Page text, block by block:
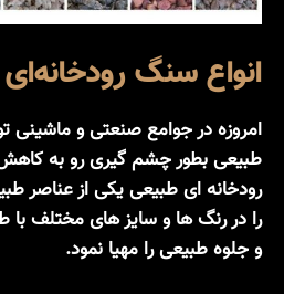
انواع سنگ رودخانه‌ای
امروزه در جوامع صنعتی و
طبیعی بطور چشم گیری رو به
رودخانه ای طبیعی یکی از عناصر
را در رنگ ها و سایز های مختلف با
و جلوه طبیعی را مهیا نمود.